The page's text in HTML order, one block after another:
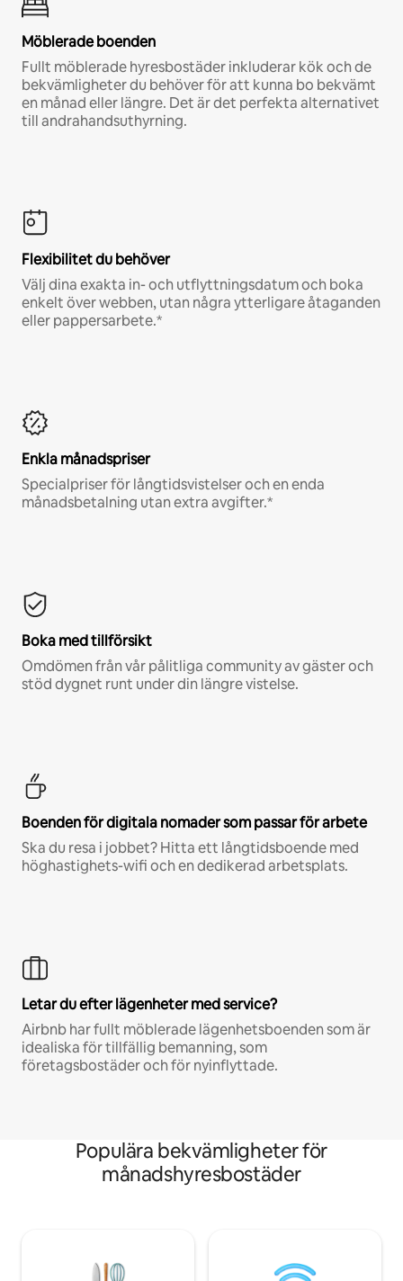
Möblerade boenden
Fullt möblerade hyresbostäder inkluderar kök och de
bekvämligheter du behöver för att kunna bo bekvämt
en månad eller längre. Det är det perfekta alternativet
till andrahandsuthyrning.
Flexibilitet du behöver
Välj dina exakta in- och utflyttningsdatum och boka
enkelt över webben, utan några ytterligare åtaganden
eller pappersarbete.*
Enkla månadspriser
Specialpriser för långtidsvistelser och en enda
månadsbetalning utan extra avgifter.*
Boka med tillförsikt
Omdömen från vår pålitliga community av gäster och
stöd dygnet runt under din längre vistelse.
Boenden för digitala nomader som passar för arbete
Ska du resa i jobbet? Hitta ett långtidsboende med
höghastighets-wifi och en dedikerad arbetsplats.
Letar du efter lägenheter med service?
Airbnb har fullt möblerade lägenhetsboenden som är
idealiska för tillfällig bemanning, som
företagsbostäder och för nyinflyttade.
Populära bekvämligheter för
månadshyresbostäder